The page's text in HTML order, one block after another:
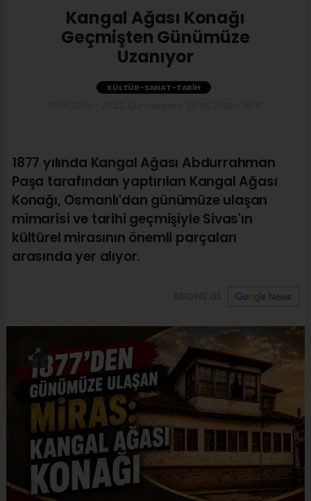
Kangal Ağası Konağı
Geçmişten Günümüze
Uzanıyor
KÜLTÜR-SANAT-TARIH
1877 yılında Kangal Ağası Abdurrahman
Paşa tarafından yaptırılan Kangal Ağası
Konağı, Osmanlı'dan günümüze ulaşan
mimarisi ve tarihi geçmişiyle Sivas'ın
kültürel mirasının önemli parçaları
arasında yer alıyor.